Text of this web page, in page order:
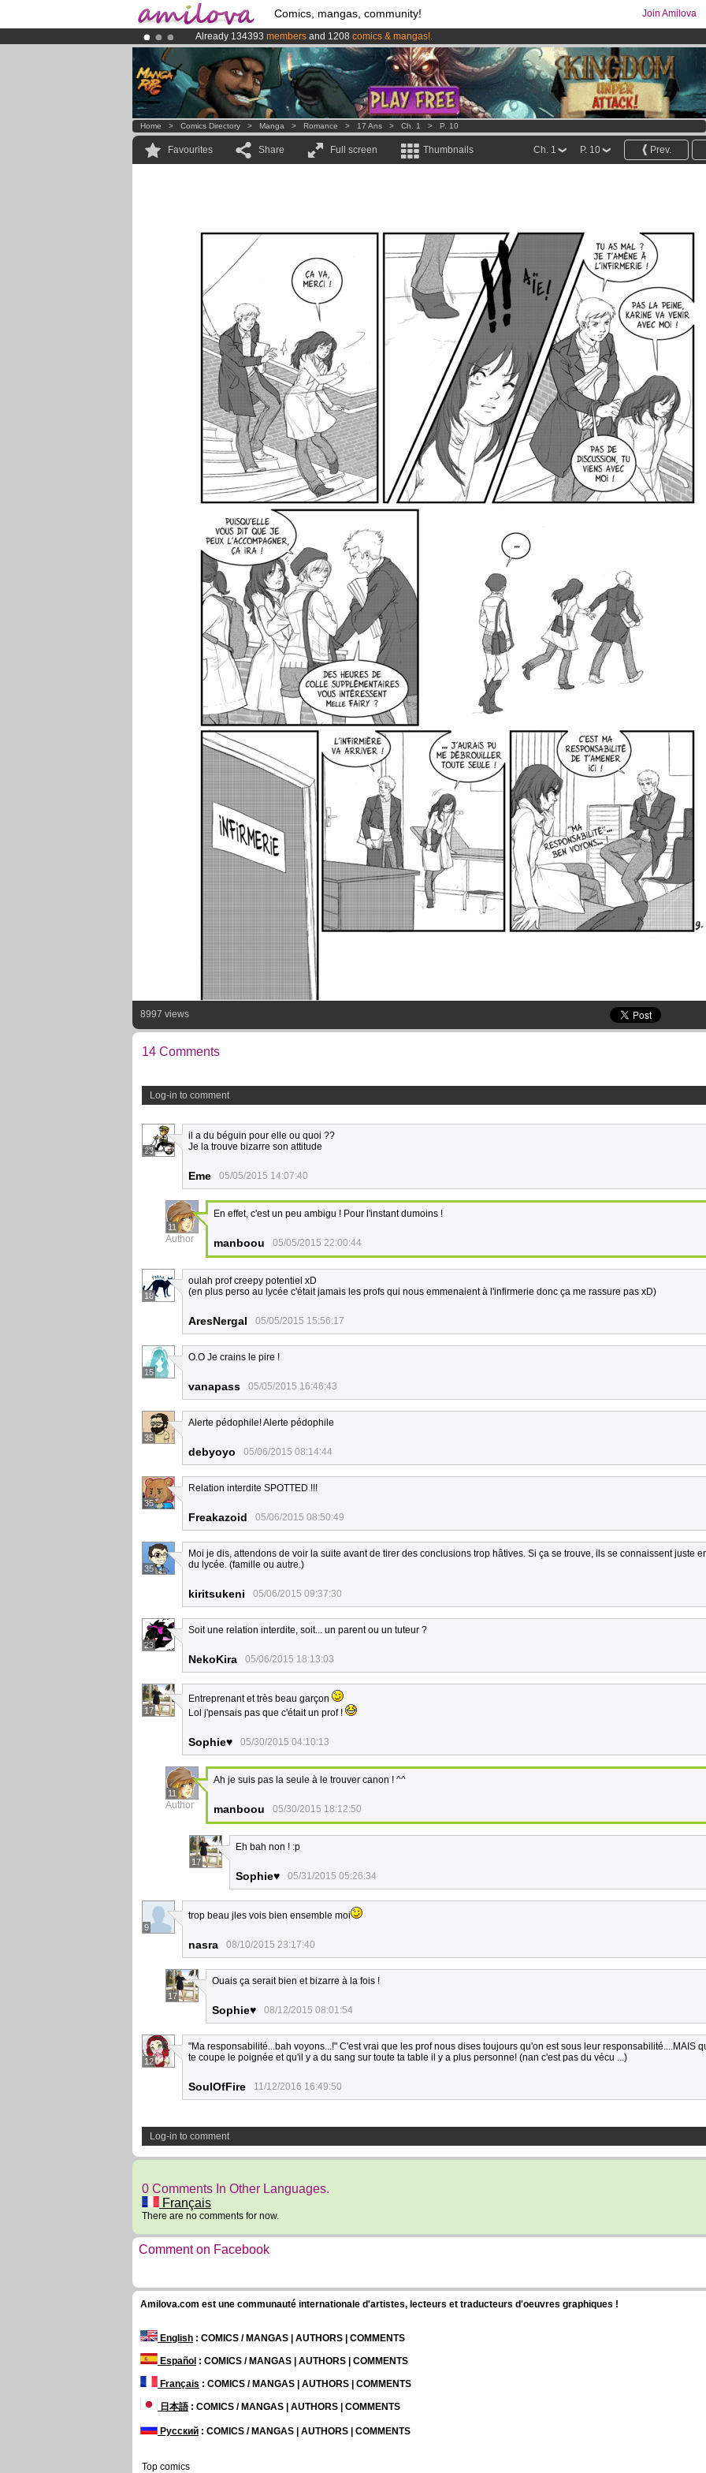
Comics, mangas, community! Join Amilova
Already 134393 members and 1208 comics & mangas!.
AmilovaKickstarter is now LIVE!.
Premium membership from3.95 euros per month !Get membership now
Home > Comics Directory > Manga > Romance > 17 Ans > Ch. 1 > P. 10
Favourites Share Full screen Thumbnails Prev.
P. 10
Ch. 1
8997 views
14 Comments
Log-in to comment
23
il a du béguin pour elle ou quoi ??
Je la trouve bizarre son attitude
Eme 05/05/2015 14:07:40
11
Author
En effet, c'est un peu ambigu ! Pour l'instant dumoins !
manboou 05/05/2015 22:00:44
18
oulah prof creepy potentiel xD
(en plus perso au lycée c'était jamais les profs qui nous emmenaient à l'infirmerie donc ça me rassure pas xD)
AresNergal 05/05/2015 15:56:17
15
O.O Je crains le pire !
vanapass 05/05/2015 16:46:43
35
Alerte pédophile! Alerte pédophile
debyoyo 05/06/2015 08:14:44
35
Relation interdite SPOTTED !!!
Freakazoid 05/06/2015 08:50:49
35
Moi je dis, attendons de voir la suite avant de tirer des conclusions trop hâtives. Si ça se trouve, ils se connaissent juste
du lycée. (famille ou autre.)
kiritsukeni 05/06/2015 09:37:30
23
Soit une relation interdite, soit... un parent ou un tuteur ?
NekoKira 05/06/2015 18:13:03
17
Entreprenant et très beau garçon
Lol j'pensais pas que c'était un prof !
Sophie♥ 05/30/2015 04:10:13
11
Author
Ah je suis pas la seule à le trouver canon ! ^^
manboou 05/30/2015 18:12:50
17
Eh bah non ! :p
Sophie♥ 05/31/2015 05:26:34
9
trop beau jles vois bien ensemble moi
nasra 08/10/2015 23:17:40
17
Ouais ça serait bien et bizarre à la fois !
Sophie♥ 08/12/2015 08:01:54
12
"Ma responsabilité...bah voyons...!" C'est vrai que les prof nous dises toujours qu'on est sous leur responsabilité....MAIS
te coupe le poignée et qu'il y a du sang sur toute ta table il y a plus personne! (nan c'est pas du vécu ...)
SoulOfFire 11/12/2016 16:49:50
Log-in to comment
0 Comments In Other Languages.
Français
There are no comments for now.
Comment on Facebook
Amilova.com est une communauté internationale d'artistes, lecteurs et traducteurs d'oeuvres graphiques !
English : COMICS / MANGAS | AUTHORS | COMMENTS
Español : COMICS / MANGAS | AUTHORS | COMMENTS
Français : COMICS / MANGAS | AUTHORS | COMMENTS
日本語: COMICS / MANGAS | AUTHORS | COMMENTS
Русский : COMICS / MANGAS | AUTHORS | COMMENTS
Top comics